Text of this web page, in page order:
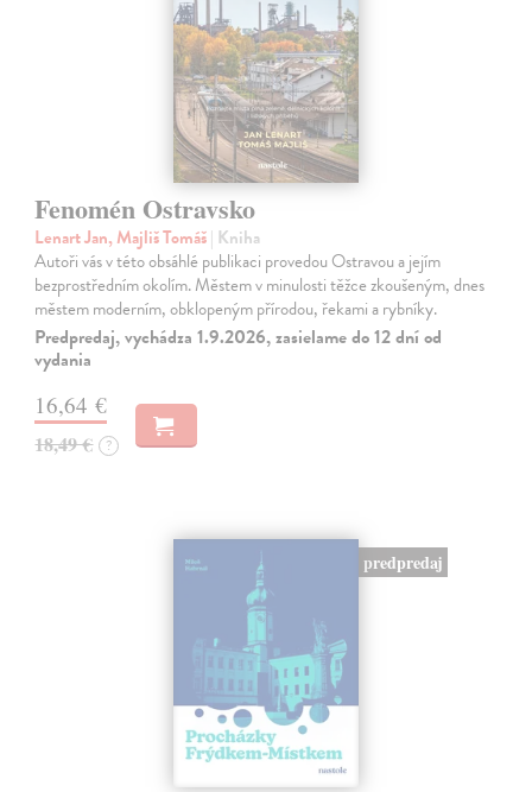
Fenomén Ostravsko
Lenart Jan, Majliš Tomáš| Kniha
Autoři vás v této obsáhlé publikaci provedou Ostravou a jejím
bezprostředním okolím. Městem v minulosti těžce zkoušeným, dnes
městem moderním, obklopeným přírodou, řekami a rybníky.
Predpredaj, vychádza 1.9.2026, zasielame do 12 dní od
vydania
16,64 €
18,49 € ?
predpredaj